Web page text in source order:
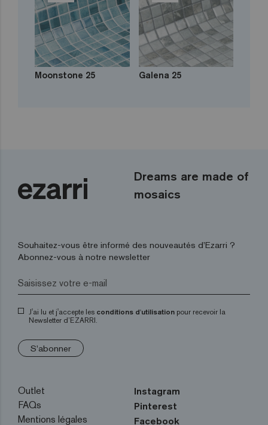
Moonstone 25 Galena 25
Dreams are made of
mosaics
Souhaitez-vous être informé des nouveautés d’Ezarri ?
Abonnez-vous à notre newsletter
J'ai lu et j'accepte les conditions d'utilisation pour recevoir la
Newsletter d’EZARRI.
S'abonner
Outlet
FAQs
Mentions légales
Instagram
Pinterest
Facebook